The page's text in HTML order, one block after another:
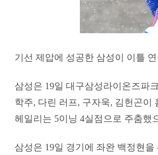
기선 제압에 성공한 삼성이 이틀
삼성은 19일 대구삼성라이온즈파
학주, 다린 러프, 구자욱, 김헌곤이
헤일리는 5이닝 4실점으로 주춤했
삼성은 19일 경기에 좌완 백정현